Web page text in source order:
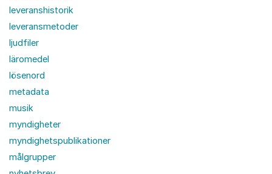
leveranshistorik
leveransmetoder
ljudfiler
läromedel
lösenord
metadata
musik
myndigheter
myndighetspublikationer
målgrupper